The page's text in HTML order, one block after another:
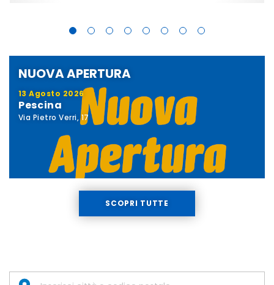
NUOVA APERTURA
13 Agosto 2026
Pescina
Via Pietro Verri, 17
SCOPRI TUTTE